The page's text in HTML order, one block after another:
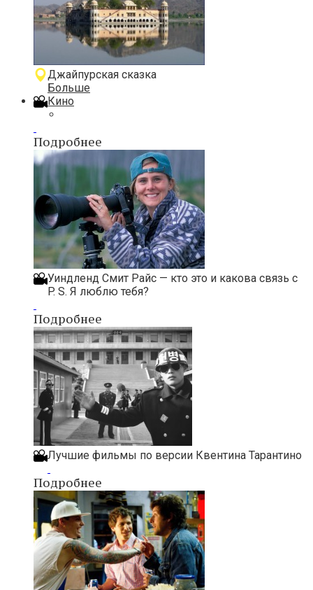
Джайпурская сказка
Больше
Кино
Подробнее
Уиндленд Смит Райс — кто это и какова связь с
P. S. Я люблю тебя?
Подробнее
Лучшие фильмы по версии Квентина Тарантино
Подробнее